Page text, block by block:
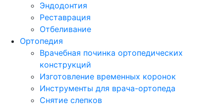
Эндодонтия
Реставрация
Отбеливание
Ортопедия
Врачебная починка ортопедических
конструкций
Изготовление временных коронок
Инструменты для врача-ортопеда
Снятие слепков